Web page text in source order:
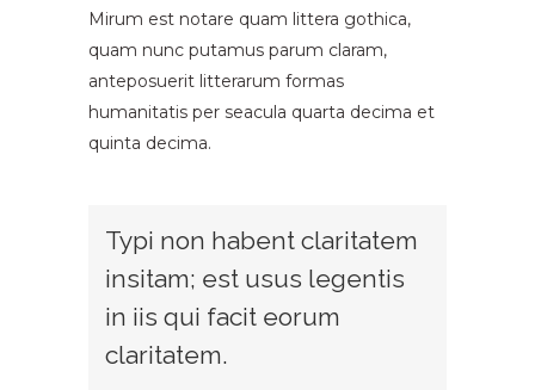
Mirum est notare quam littera gothica,
quam nunc putamus parum claram,
anteposuerit litterarum formas
humanitatis per seacula quarta decima et
quinta decima.
Typi non habent claritatem
insitam; est usus legentis
in iis qui facit eorum
claritatem.